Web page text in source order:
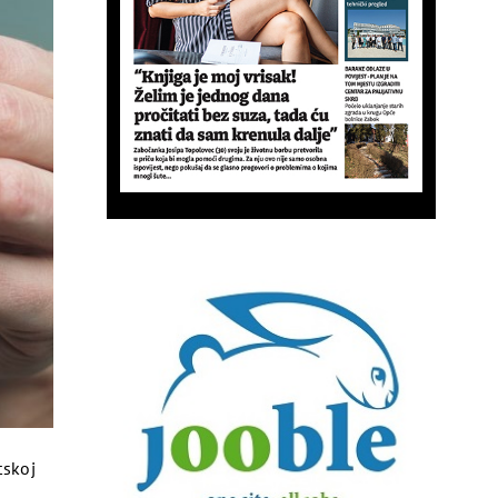
i sve vrste dodatnih opcija za klađenje.
putovanje na karipski otok Sv.